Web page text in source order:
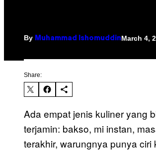
By Muhammad IshomuddinMarch 4,
Share:
Ada empat jenis kuliner yang
terjamin: bakso, mi instan,
terakhir, warungnya punya